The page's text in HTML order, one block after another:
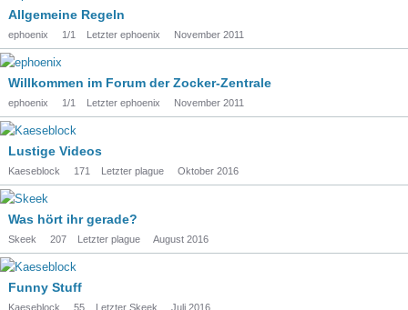
Allgemeine Regeln
ephoenix 1/1 Letzter ephoenix November 2011
Willkommen im Forum der Zocker-Zentrale
ephoenix 1/1 Letzter ephoenix November 2011
Lustige Videos
Kaeseblock 171 Letzter plague Oktober 2016
Was hört ihr gerade?
Skeek 207 Letzter plague August 2016
Funny Stuff
Kaeseblock 55 Letzter Skeek Juli 2016